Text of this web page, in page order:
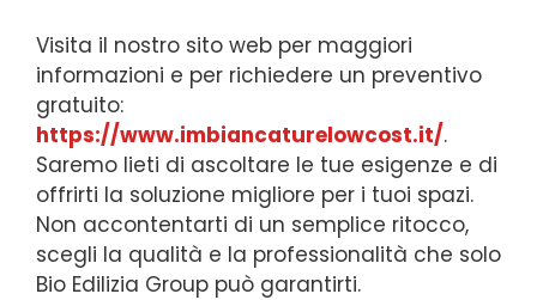
Visita il nostro sito web per maggiori
informazioni e per richiedere un preventivo
gratuito:
https://www.imbiancaturelowcost.it/.
Saremo lieti di ascoltare le tue esigenze e di
offrirti la soluzione migliore per i tuoi spazi.
Non accontentarti di un semplice ritocco,
scegli la qualità e la professionalità che solo
Bio Edilizia Group può garantirti.